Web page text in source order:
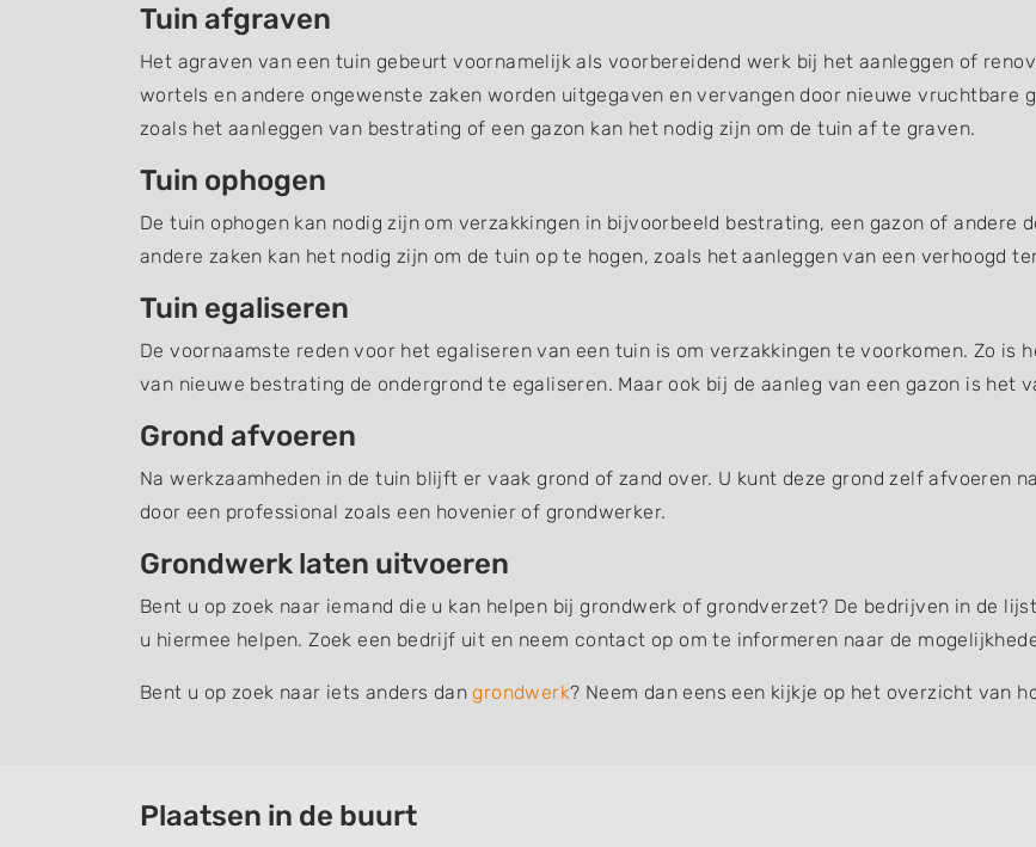
Tuin afgraven
Het agraven van een tuin gebeurt voornamelijk als voorbereidend werk bij het aanleggen of
wortels en andere ongewenste zaken worden uitgegaven en vervangen door nieuwe vruchtbare
zoals het aanleggen van bestrating of een gazon kan het nodig zijn om de tuin af te graven.
Tuin ophogen
De tuin ophogen kan nodig zijn om verzakkingen in bijvoorbeeld bestrating, een gazon of andere
andere zaken kan het nodig zijn om de tuin op te hogen, zoals het aanleggen van een verhoogd
Tuin egaliseren
De voornaamste reden voor het egaliseren van een tuin is om verzakkingen te voorkomen. Zo is
van nieuwe bestrating de ondergrond te egaliseren. Maar ook bij de aanleg van een gazon is het
Grond afvoeren
Na werkzaamheden in de tuin blijft er vaak grond of zand over. U kunt deze grond zelf afvoeren
door een professional zoals een hovenier of grondwerker.
Grondwerk laten uitvoeren
Bent u op zoek naar iemand die u kan helpen bij grondwerk of grondverzet? De bedrijven in de
u hiermee helpen. Zoek een bedrijf uit en neem contact op om te informeren naar de
Bent u op zoek naar iets anders dangrondwerk? Neem dan eens een kijkje op het overzicht van
Plaatsen in de buurt